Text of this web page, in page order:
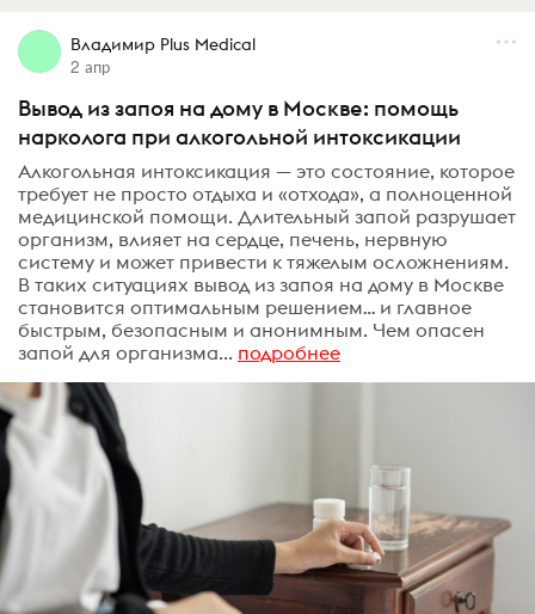
Владимир Plus Medical
2 апр
Вывод из запоя на дому в Москве: помощь
нарколога при алкогольной интоксикации
Алкогольная интоксикация — это состояние, которое
требует не просто отдыха и «отхода», а полноценной
медицинской помощи. Длительный запой разрушает
организм, влияет на сердце, печень, нервную
систему и может привести к тяжелым осложнениям.
В таких ситуациях вывод из запоя на дому в Москве
становится оптимальным решением… и главное
быстрым, безопасным и анонимным. Чем опасен
запой для организма... подробнее